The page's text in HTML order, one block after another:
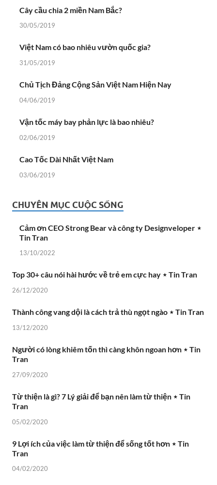
Cây cầu chia 2 miền Nam Bắc?
30/05/2019
Việt Nam có bao nhiêu vườn quốc gia?
31/05/2019
Chủ Tịch Đảng Cộng Sản Việt Nam Hiện Nay
04/06/2019
Vận tốc máy bay phản lực là bao nhiêu?
02/06/2019
Cao Tốc Dài Nhất Việt Nam
03/06/2019
CHUYÊN MỤC CUỘC SỐNG
Cảm ơn CEO Strong Bear và công ty Designveloper ⋆
Tin Tran
13/10/2022
Top 30+ câu nói hài hước về trẻ em cực hay ⋆ Tin Tran
26/12/2020
Thành công vang dội là cách trả thù ngọt ngào ⋆ Tin Tran
13/12/2020
Người có lòng khiêm tốn thì càng khôn ngoan hơn ⋆ Tin
Tran
27/09/2020
Từ thiện là gì? 7 Lý giải để bạn nên làm từ thiện ⋆ Tin
Tran
05/02/2020
9 Lợi ích của việc làm từ thiện để sống tốt hơn ⋆ Tin
Tran
04/02/2020